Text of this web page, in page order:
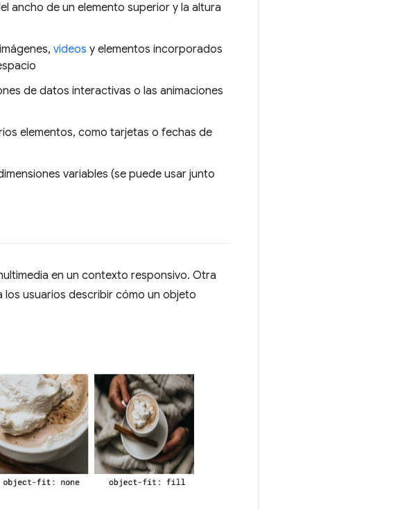
ancho de un elemento superior y la altura
videos y elementos incorporados
de datos interactivas o las animaciones
elementos, como tarjetas o fechas de
variables (se puede usar junto
en un contexto responsivo. Otra
los usuarios describir cómo un objeto